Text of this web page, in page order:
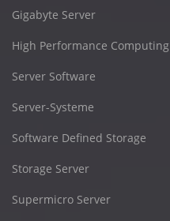
Gigabyte Server
High Performance Computing
Server Software
Server-Systeme
Software Defined Storage
Storage Server
Supermicro Server